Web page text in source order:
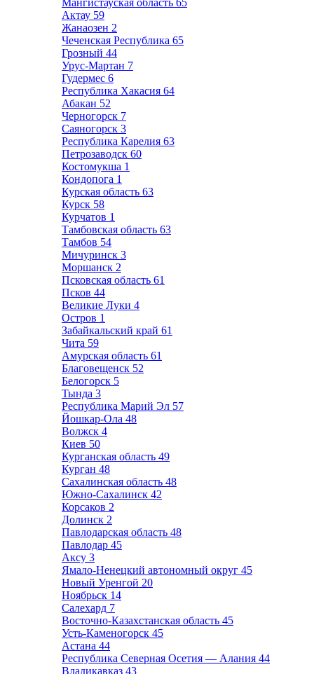
Мангистауская область 65
Актау 59
Жанаозен 2
Чеченская Республика 65
Грозный 44
Урус-Мартан 7
Гудермес 6
Республика Хакасия 64
Абакан 52
Черногорск 7
Саяногорск 3
Республика Карелия 63
Петрозаводск 60
Костомукша 1
Кондопога 1
Курская область 63
Курск 58
Курчатов 1
Тамбовская область 63
Тамбов 54
Мичуринск 3
Моршанск 2
Псковская область 61
Псков 44
Великие Луки 4
Остров 1
Забайкальский край 61
Чита 59
Амурская область 61
Благовещенск 52
Белогорск 5
Тында 3
Республика Марий Эл 57
Йошкар-Ола 48
Волжск 4
Киев 50
Курганская область 49
Курган 48
Сахалинская область 48
Южно-Сахалинск 42
Корсаков 2
Долинск 2
Павлодарская область 48
Павлодар 45
Аксу 3
Ямало-Ненецкий автономный округ 45
Новый Уренгой 20
Ноябрьск 14
Салехард 7
Восточно-Казахстанская область 45
Усть-Каменогорск 45
Астана 44
Республика Северная Осетия — Алания 44
Владикавказ 43